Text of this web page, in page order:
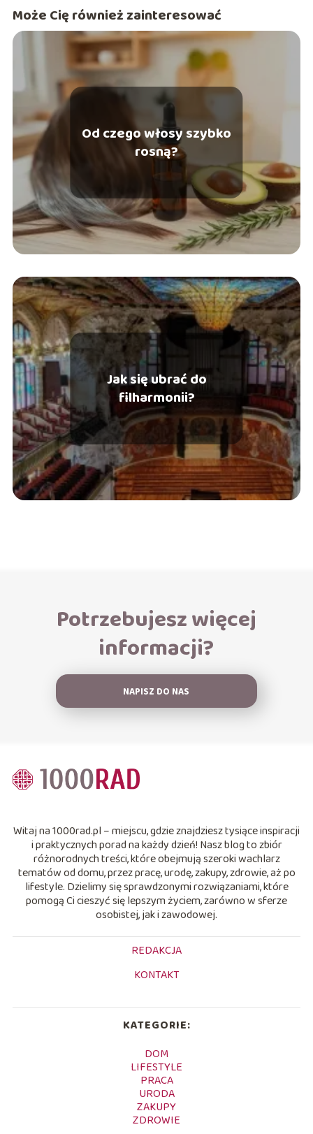
Może Cię również zainteresować
Od czego włosy szybko
rosną?
Jak się ubrać do
filharmonii?
Potrzebujesz więcej
informacji?
NAPISZ DO NAS
Witaj na 1000rad.pl – miejscu, gdzie znajdziesz tysiące inspiracji
i praktycznych porad na każdy dzień! Nasz blog to zbiór
różnorodnych treści, które obejmują szeroki wachlarz
tematów od domu, przez pracę, urodę, zakupy, zdrowie, aż po
lifestyle. Dzielimy się sprawdzonymi rozwiązaniami, które
pomogą Ci cieszyć się lepszym życiem, zarówno w sferze
osobistej, jak i zawodowej.
REDAKCJA
KONTAKT
KATEGORIE:
DOM
LIFESTYLE
PRACA
URODA
ZAKUPY
ZDROWIE